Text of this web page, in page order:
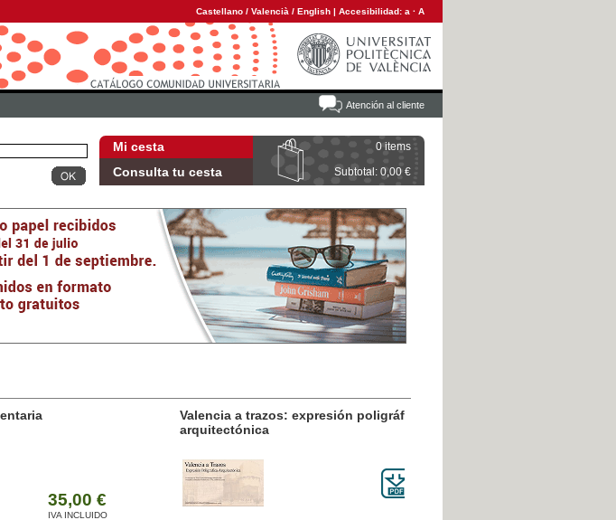
Castellano / Valencià / English | Accesibilidad: a · A
Atención al cliente
Mi cesta 0 items
Consulta tu cesta Subtotal: 0,00 €
Valencia a trazos: expresión poligráfica